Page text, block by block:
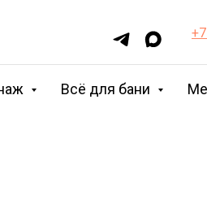
Всё для бани